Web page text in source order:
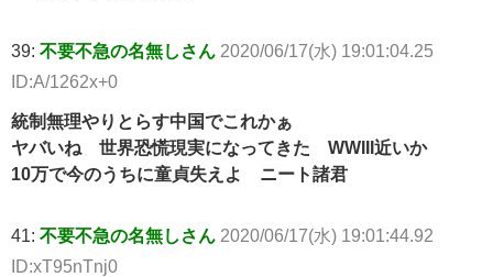
39: 不要不急の名無しさん 2020/06/17(水) 19:01:04.25
ID:A/1262x+0
統制無理やりとらす中国でこれかぁ
ヤバいね 世界恐慌現実になってきた WWIII近いか
10万で今のうちに童貞失えよ ニート諸君
41: 不要不急の名無しさん 2020/06/17(水) 19:01:44.92
ID:xT95nTnj0